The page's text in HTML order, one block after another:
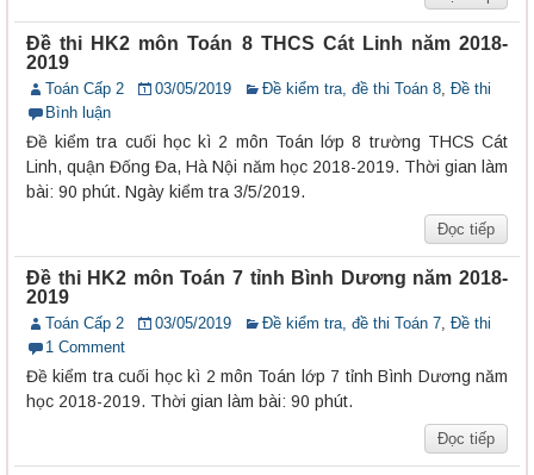
Đề thi HK2 môn Toán 8 THCS Cát Linh năm 2018-
2019
Toán Cấp 2 03/05/2019 Đề kiểm tra, đề thi Toán 8 Đề thi
Bình luận
Đề kiểm tra cuối học kì 2 môn Toán lớp 8 trường THCS Cát
Linh, quận Đống Đa, Hà Nội năm học 2018-2019. Thời gian làm
bài: 90 phút. Ngày kiểm tra 3/5/2019.
Đọc tiếp
Đề thi HK2 môn Toán 7 tỉnh Bình Dương năm 2018-
2019
Toán Cấp 2 03/05/2019 Đề kiểm tra, đề thi Toán 7 Đề thi
1 Comment
Đề kiểm tra cuối học kì 2 môn Toán lớp 7 tỉnh Bình Dương năm
học 2018-2019. Thời gian làm bài: 90 phút.
Đọc tiếp